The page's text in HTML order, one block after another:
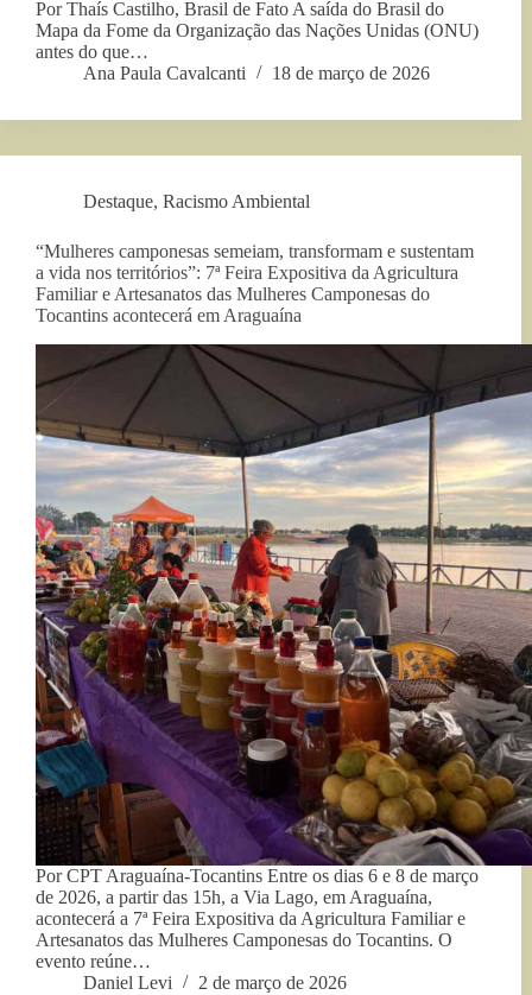
Por Thaís Castilho, Brasil de Fato A saída do Brasil do
Mapa da Fome da Organização das Nações Unidas (ONU)
antes do que…
Ana Paula Cavalcanti
18 de março de 2026
Destaque, Racismo Ambiental
“Mulheres camponesas semeiam, transformam e sustentam
a vida nos territórios”: 7ª Feira Expositiva da Agricultura
Familiar e Artesanatos das Mulheres Camponesas do
Tocantins acontecerá em Araguaína
Por CPT Araguaína-Tocantins Entre os dias 6 e 8 de março
de 2026, a partir das 15h, a Via Lago, em Araguaína,
acontecerá a 7ª Feira Expositiva da Agricultura Familiar e
Artesanatos das Mulheres Camponesas do Tocantins. O
evento reúne…
Daniel Levi
2 de março de 2026